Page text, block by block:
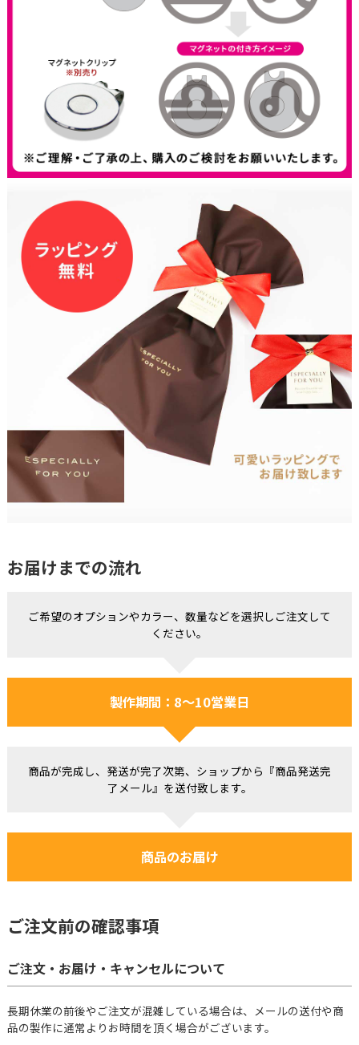
お届けまでの流れ
ご希望のオプションやカラー、数量などを選択しご注文して
ください。
製作期間：8～10営業日
商品が完成し、発送が完了次第、ショップから『商品発送完
了メール』を送付致します。
商品のお届け
ご注文前の確認事項
ご注文・お届け・キャンセルについて
長期休業の前後やご注文が混雑している場合は、メールの送付や商
品の製作に通常よりお時間を頂く場合がございます。